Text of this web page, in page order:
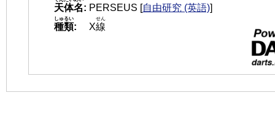
天体名: PERSEUS [自由研究 (英語)]
種類
しゅるい
: X線
せん